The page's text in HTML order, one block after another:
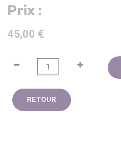
Prix :
45,00 €
RETOUR